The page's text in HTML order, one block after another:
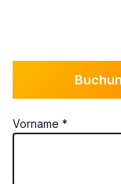
Vorname *